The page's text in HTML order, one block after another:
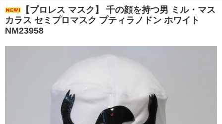
【プロレス マスク】 千の顔を持つ男 ミル・マス
カラス セミプロマスク プティラノドン ホワイト
NM23958